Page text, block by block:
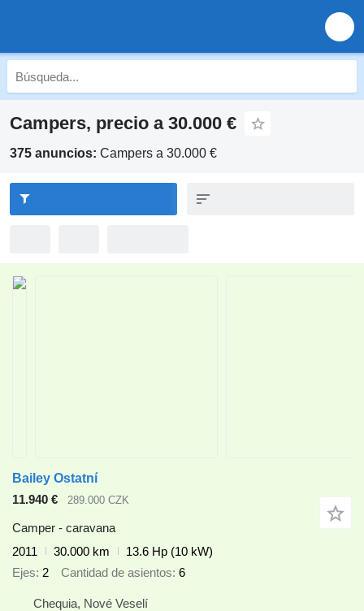
Campers, precio a 30.000 €
375 anuncios: Campers a 30.000 €
Bailey Ostatní
11.940 €
289.000 CZK
Camper - caravana
2011
30.000 km
13.6 Hp (10 kW)
Ejes 2 Cantidad de asientos 6
Chequia, Nové Veselí